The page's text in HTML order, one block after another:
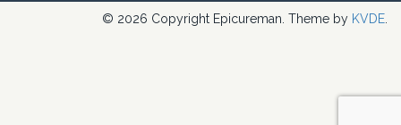
© 2026 Copyright Epicureman. Theme by KVDE.